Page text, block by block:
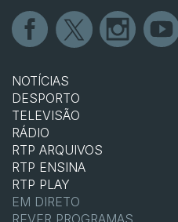
NOTÍCIAS
DESPORTO
TELEVISÃO
RÁDIO
RTP ARQUIVOS
RTP ENSINA
RTP PLAY
EM DIRETO